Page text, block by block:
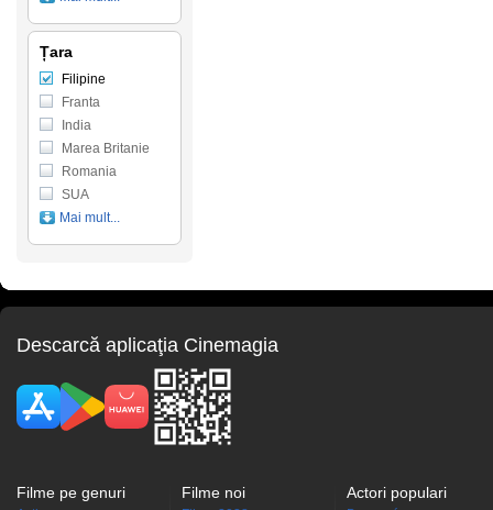
Țara
Filipine
Franta
India
Marea Britanie
Romania
SUA
Mai mult...
Descarcă aplicaţia Cinemagia
Filme pe genuri Filme noi Actori populari